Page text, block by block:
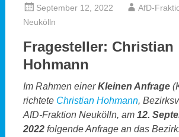
September 12, 2022
AfD-
Neukölln
Fragesteller: Christian
Hohmann
Im Rahmen einerKleinen Anfrage
richtete Christian Hohmann,
AfD-Fraktion Neukölln, am 12.
2022folgende Anfrage an das